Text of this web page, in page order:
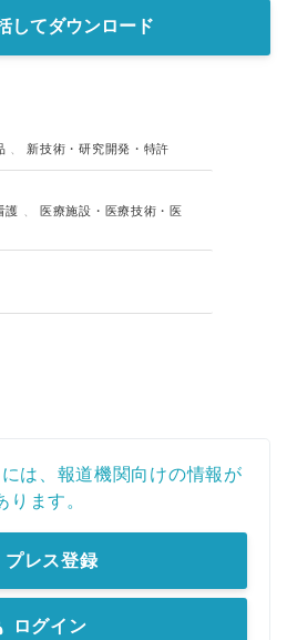
してダウンロード
新技術・研究開発・特許
護 、医療施設・医療技術・医
は、報道機関向けの情報が
ります。
プレス登録
ログイン